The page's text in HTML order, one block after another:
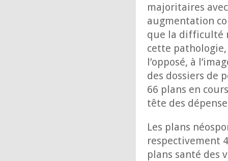
majoritaires
augmentation
que la difficulté
cette
l’opposé, à
des dossiers de
66 plans en
tête des
Les plans
respectivement
plans santé des